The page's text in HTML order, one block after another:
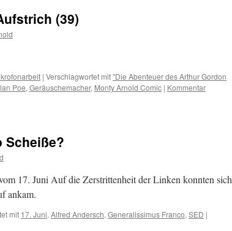
(39)
| Verschlagwortet mit"Die Abenteuer des Arthur Gordon
Poe, Geräuschemacher, Monty Arnold Comic | Kommentar
17. Juni Auf die Zerstrittenheit der Linken konnten sich
ankam.
mit 17. Juni, Alfred Andersch, Generalissimus Franco, SED |